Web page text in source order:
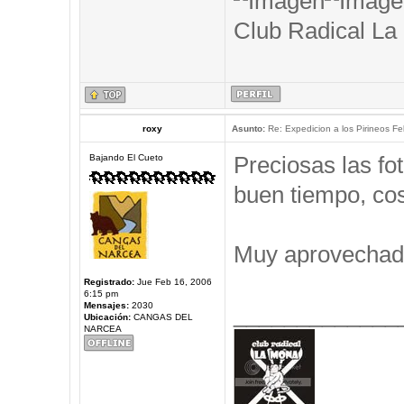
Club Radical La
roxy Asunto:Re: Expedicion a los Pirineos
Bajando El Cueto
Registrado:Jue Feb 16, 2006
6:15 pm
Mensajes:2030
Ubicación:CANGAS DEL
NARCEA
Preciosas las
buen tiempo,
Muy